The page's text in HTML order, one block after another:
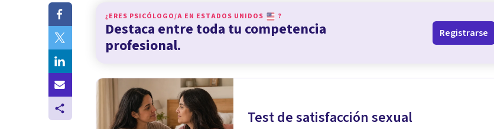
¿ERES PSICÓLOGO/A EN ESTADOS UNIDOS ?
Destaca entre toda tu competencia
profesional.
Registrarse
Test de satisfacción sexual